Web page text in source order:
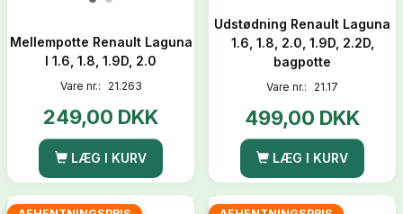
Mellempotte Renault Laguna
I 1.6, 1.8, 1.9D, 2.0
Vare nr.: 21.263
249,00 DKK
LÆG I KURV
Udstødning Renault Laguna
1.6, 1.8, 2.0, 1.9D, 2.2D,
bagpotte
Vare nr.: 21.17
499,00 DKK
LÆG I KURV